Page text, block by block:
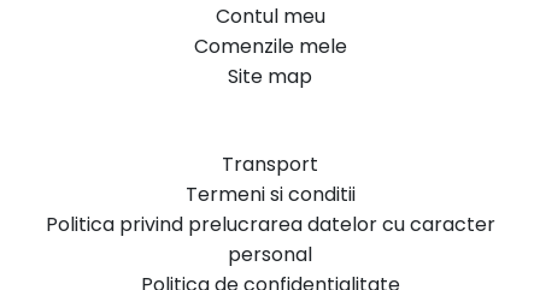
Contul meu
Comenzile mele
Site map
Transport
Termeni si conditii
Politica privind prelucrarea datelor cu caracter
personal
Politica de confidentialitate